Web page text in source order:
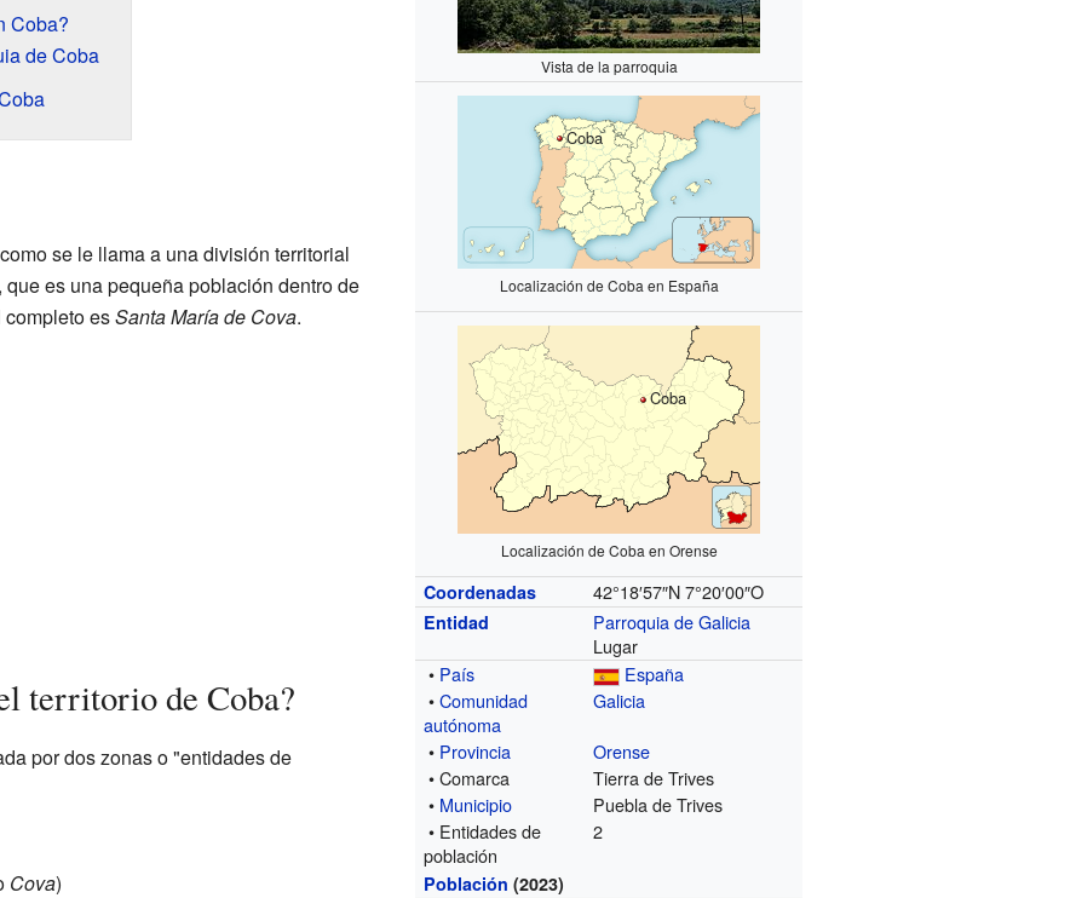
Vista de la parroquia
Coba
Localización de Coba en España
Coba
Localización de Coba en Orense
Coordenadas 42°18′57″N 7°20′00″O
Entidad
Parroquia de Galicia
Lugar
• País
España
•Comunidad
autónoma
Galicia
• Provincia
Orense
• Comarca
Tierra de Trives
• Municipio
Puebla de Trives
• Entidades de
población
2
Población (2023)
Coba?
de Coba
se le llama a una división territorial
que es una pequeña población dentro de
esSanta María de Cova.
territorio de Coba?
por dos zonas o "entidades de
Cova)